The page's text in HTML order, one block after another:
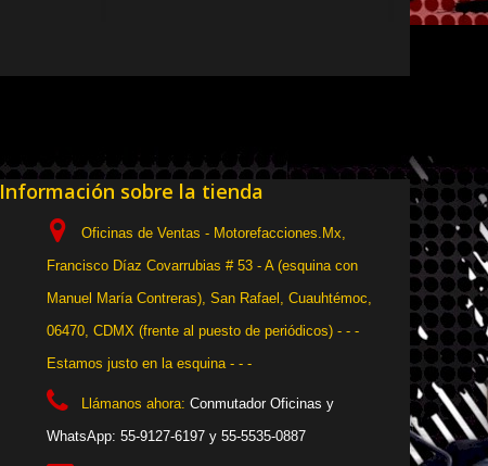
Información sobre la tienda
Oficinas de Ventas - Motorefacciones.Mx,
Francisco Díaz Covarrubias # 53 - A (esquina con
Manuel María Contreras), San Rafael, Cuauhtémoc,
06470, CDMX (frente al puesto de periódicos) - - -
Estamos justo en la esquina - - -
Llámanos ahora: Conmutador Oficinas y
WhatsApp: 55-9127-6197 y 55-5535-0887